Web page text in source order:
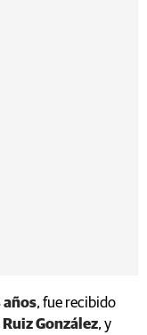
años, fue recibido
Ruiz González, y